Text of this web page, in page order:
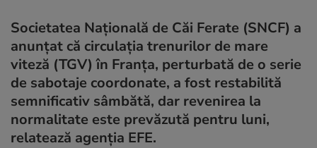
Societatea Naţională de Căi Ferate (SNCF) a
anunțat că circulaţia trenurilor de mare
viteză (TGV) în Franţa, perturbată de o serie
de sabotaje coordonate, a fost restabilită
semnificativ sâmbătă, dar revenirea la
normalitate este prevăzută pentru luni,
relatează agenţia EFE.